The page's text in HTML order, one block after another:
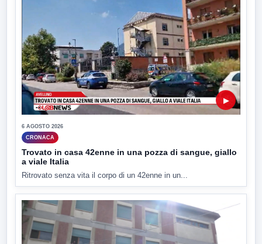
▶
6 AGOSTO 2026
CRONACA
Trovato in casa 42enne in una pozza di sangue, giallo
a viale Italia
Ritrovato senza vita il corpo di un 42enne in un...